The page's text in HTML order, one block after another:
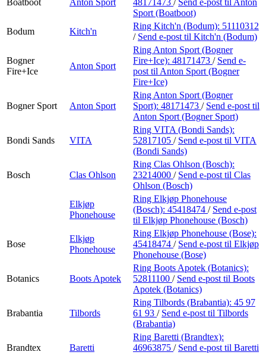
Sport (Boatboot)
Bodum
Kitch'n
Ring Kitch'n (Bodum): 51110312
/ Send e-post til Kitch'n (Bodum)
Bogner
Fire+Ice
Anton Sport
Ring Anton Sport (Bogner
Fire+Ice): 48171473 / Send e-
post til Anton Sport (Bogner
Fire+Ice)
Bogner Sport Anton Sport
Ring Anton Sport (Bogner
Sport): 48171473 / Send e-post til
Anton Sport (Bogner Sport)
Bondi Sands VITA
Ring VITA (Bondi Sands):
52817105 / Send e-post til VITA
(Bondi Sands)
Bosch Clas Ohlson
Ring Clas Ohlson (Bosch):
23214000 / Send e-post til Clas
Ohlson (Bosch)
Elkjøp
Phonehouse
Ring Elkjøp Phonehouse
(Bosch): 45418474 / Send e-post
til Elkjøp Phonehouse (Bosch)
Bose
Elkjøp
Phonehouse
Ring Elkjøp Phonehouse (Bose):
45418474 / Send e-post til Elkjøp
Phonehouse (Bose)
Botanics Boots Apotek
Ring Boots Apotek (Botanics):
52811100 / Send e-post til Boots
Apotek (Botanics)
Brabantia Tilbords
Ring Tilbords (Brabantia): 45 97
61 93 / Send e-post til Tilbords
(Brabantia)
Brandtex Baretti
Ring Baretti (Brandtex):
46963875 / Send e-post til Baretti